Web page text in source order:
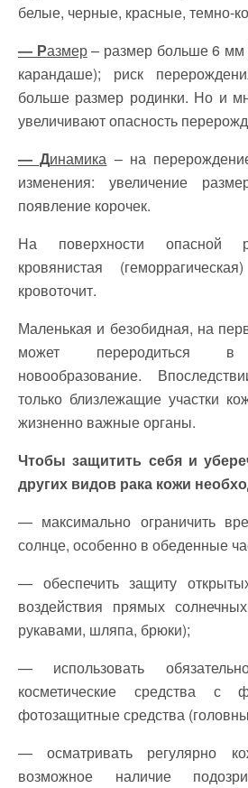
белые, черные, красные, темно-
— Размер– размер больше 6 мм
карандаше); риск
больше размер родинки. Но и
увеличивают опасность
— Динамика – на
изменения: увеличение
появление корочек.
На поверхности опасной
кровянистая
кровоточит.
Маленькая и безобидная, на
может переродиться в
новообразование.
только близлежащие участки
жизненно важные органы.
Чтобы защитить себя и
других видов рака кожи
— максимально ограничить
солнце, особенно в обеденные
— обеспечить защиту
воздействия прямых
рукавами, шляпа, брюки);
— использовать
косметические средства с
фотозащитные средства
— осматривать регулярно
возможное наличие